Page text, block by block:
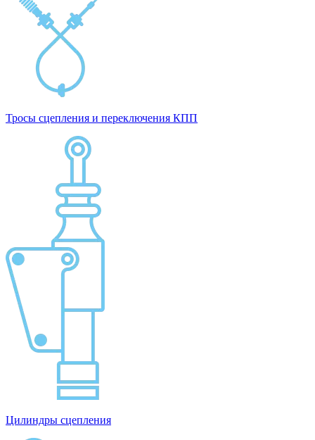
Тросы сцепления и переключения КПП
Цилиндры сцепления